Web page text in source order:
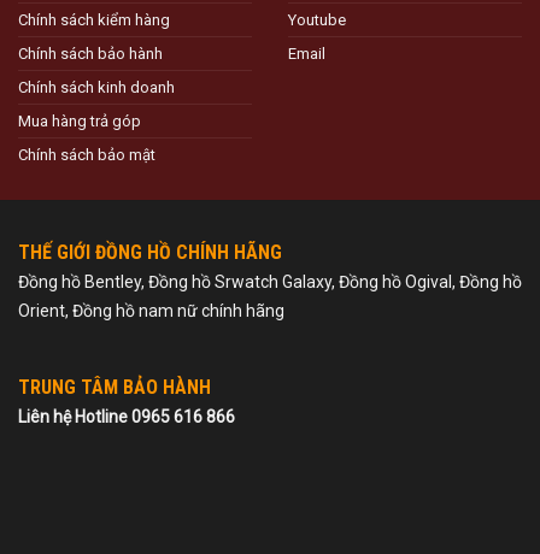
Chính sách kiểm hàng
Chính sách bảo hành
Chính sách kinh doanh
Mua hàng trả góp
Chính sách bảo mật
Youtube
Email
THẾ GIỚI ĐỒNG HỒ CHÍNH HÃNG
Đồng hồ Bentley, Đồng hồ Srwatch Galaxy, Đồng hồ Ogival, Đồng hồ
Orient, Đồng hồ nam nữ chính hãng
TRUNG TÂM BẢO HÀNH
Liên hệ Hotline 0965 616 866